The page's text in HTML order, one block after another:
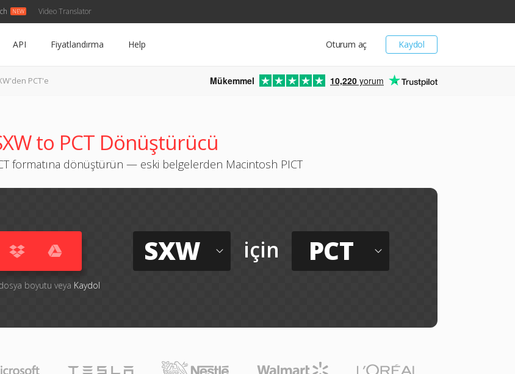
Video Translator
Kaydol
Oturum aç
API Fiyatlandırma Help
PCT'e Mükemmel 10,220 yorum
to PCT Dönüştürücü
formatına dönüştürün — eski belgelerden Macintosh PICT
boyutu veya Kaydol
SXW için PCT